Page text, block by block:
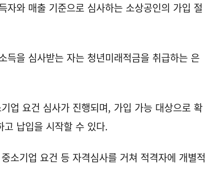
자와 매출 기준으로 심사하는 소상공인의 가입 절
득을 심사받는 자는 청년미래적금을 취급하는 은
업 요건 심사가 진행되며, 가입 가능 대상으로 확
납입을 시작할 수 있다.
소기업 요건 등 자격심사를 거쳐 적격자에 개별적